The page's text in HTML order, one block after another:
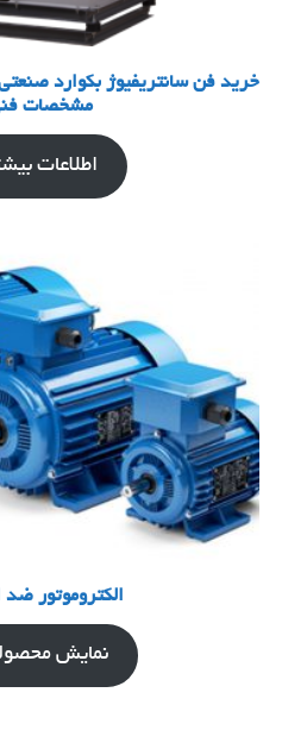
خرید فن سانتریفیوژ بکوارد صنعتی
مشخصات
اطلاعات
الکتروموتور ضد
نمایش